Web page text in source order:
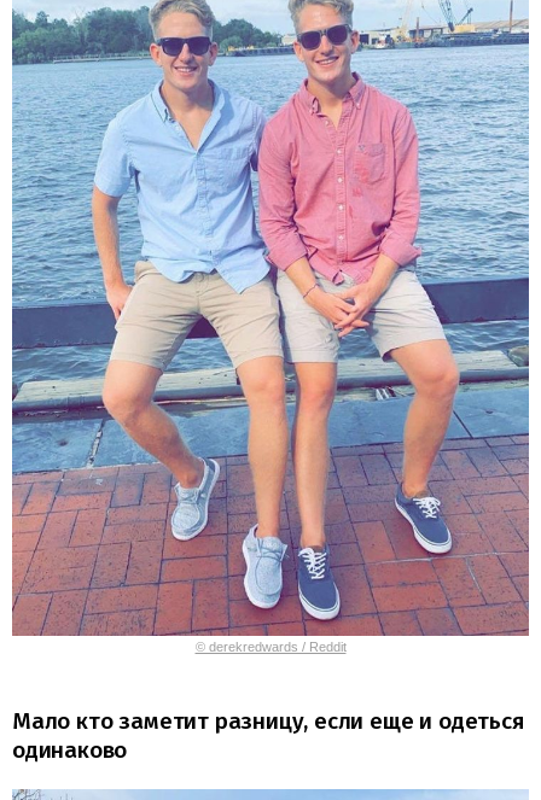
© derekredwards / Reddit
Мало кто заметит разницу, если еще и одеться
одинаково